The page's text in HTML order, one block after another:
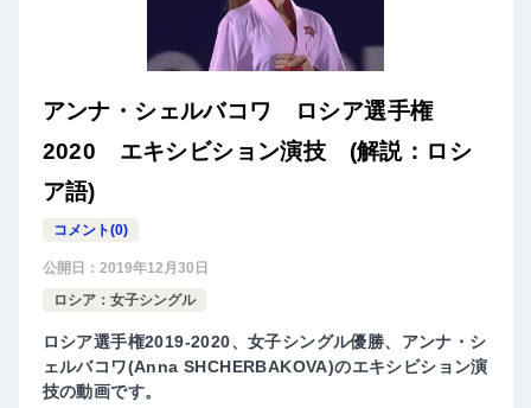
アンナ・シェルバコワ ロシア選手権
2020 エキシビション演技 (解説：ロシ
ア語)
コメント(0)
公開日： 2019年12月30日
ロシア：女子シングル
ロシア選手権2019-2020、女子シングル優勝、アンナ・シ
ェルバコワ(Anna SHCHERBAKOVA)のエキシビション演
技の動画です。